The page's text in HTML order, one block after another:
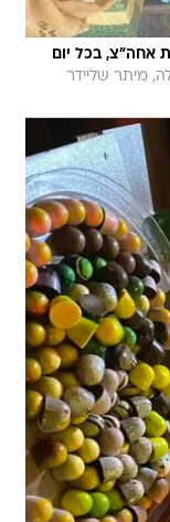
אחה"צ, בכל יום
מיתר שליידר